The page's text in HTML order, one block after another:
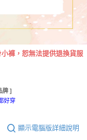
褲，恕無法提供退換貨服
牌 ]
好穿
顯示電腦版詳細說明